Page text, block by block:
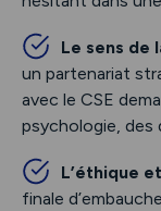
Le sens de
un partenariat
avec le CSE
psychologie, des
L’éthique
finale